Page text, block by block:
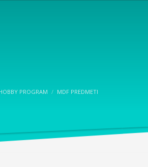
PROGRAM
MDF PREDMETI